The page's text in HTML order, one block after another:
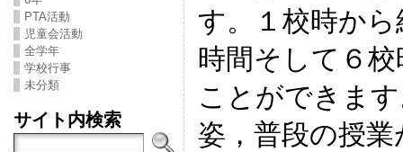
PTA活動
児童会活動
全学年
学校行事
未分類
サイト内検索
す。１校時か
時間そして６
ことができま
姿，普段の授